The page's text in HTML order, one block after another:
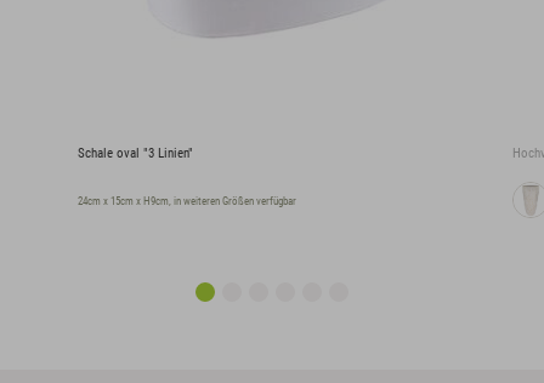
Schale oval "3 Linien"
24cm x 15cm x H9cm, in weiteren Größen verfügbar